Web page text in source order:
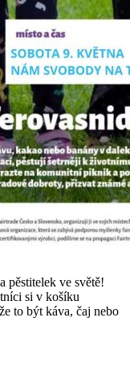
pěstitelek ve světě!
si v košíku
to být káva, čaj nebo